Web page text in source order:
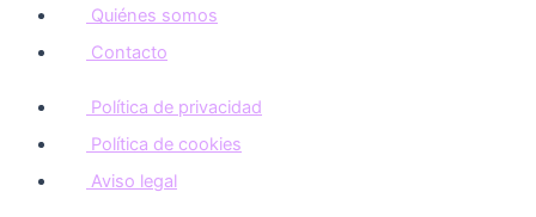
Quiénes somos
Contacto
Política de privacidad
Política de cookies
Aviso legal